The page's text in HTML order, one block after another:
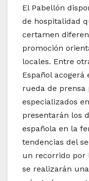
El Pabellón
de hospitalidad
certamen
promoción
locales. Entre
Español
rueda de prensa
especializados
presentarán los
española en la
tendencias del
un recorrido por
se realizarán